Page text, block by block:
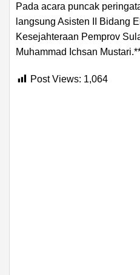
Pada acara puncak
langsung Asisten II Bidang
Kesejahteraan Pemprov
Muhammad Ichsan
Post Views: 1,064